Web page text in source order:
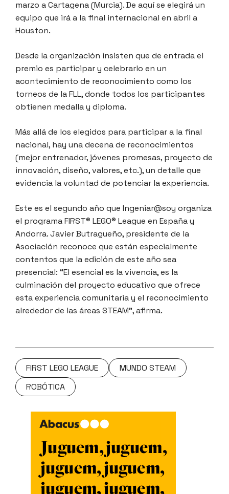
marzo a Cartagena (Murcia). De aquí se elegirá un
equipo que irá a la final internacional en abril a
Houston.
Desde la organización insisten que de entrada el
premio es participar y celebrarlo en un
acontecimiento de reconocimiento como los
torneos de la FLL, donde todos los participantes
obtienen medalla y diploma.
Más allá de los elegidos para participar a la final
nacional, hay una decena de reconocimientos
(mejor entrenador, jóvenes promesas, proyecto de
innovación, diseño, valores, etc.), un detalle que
evidencia la voluntad de potenciar la experiencia.
Este es el segundo año que Ingeniar@soy organiza
el programa FIRST® LEGO® League en España y
Andorra. Javier Butragueño, presidente de la
Asociación reconoce que están especialmente
contentos que la edición de este año sea
presencial: “El esencial es la vivencia, es la
culminación del proyecto educativo que ofrece
esta experiencia comunitaria y el reconocimiento
alrededor de las áreas STEAM”, afirma.
FIRST LEGO LEAGUE
MUNDO STEAM
ROBÓTICA